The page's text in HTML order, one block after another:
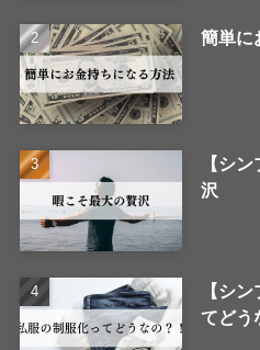
簡単に
【シ
沢
【シ
てどう